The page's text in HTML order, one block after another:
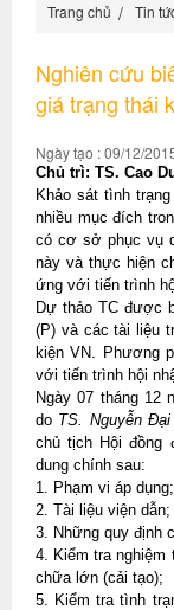
Trang chủ Tin
Nghiên cứu
giá trạng thái
Ngày tạo : 09/12/
Chủ trì: TS. Cao
Khảo sát tình
nhiều mục đích
có cơ sở phục vụ
này và thực hiện
ứng với tiến trình
Dự thảo TC được
(P) và các tài liệu
kiện VN. Phương
với tiến trình hội
Ngày 07 tháng 12
do TS. Nguyễn
chủ tịch Hội đồng
dung chính sau:
1. Phạm vi áp dụng;
2. Tài liệu viện dẫn;
3. Những quy định
4. Kiểm tra
chữa lớn (cải tạo);
5. Kiểm tra tình